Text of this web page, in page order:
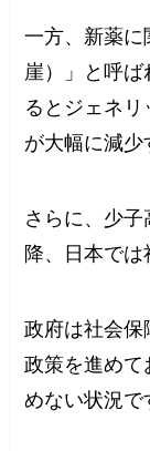
一方、新薬に
崖）」と呼
るとジェネ
が大幅に減少
さらに、少
降、日本では
政府は社会保
政策を進めて
めない状況で